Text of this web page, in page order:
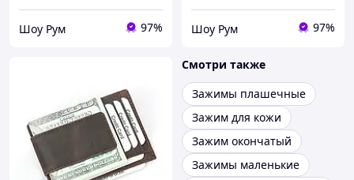
Шоу Рум 97% Шоу Рум 97%
Смотри также
Зажимы плашечные
Зажим для кожи
Зажим окончатый
Зажимы маленькие